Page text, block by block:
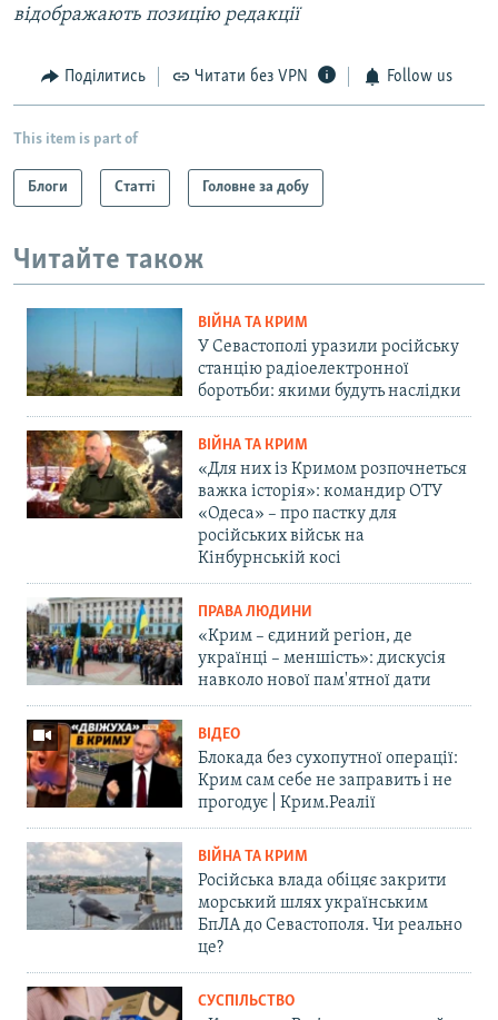
відображають позицію редакції
Поділитись Читати без VPN Follow us
This item is part of
Блоги Статті Головне за добу
Читайте також
ВІЙНА ТА КРИМ
У Севастополі уразили російську
станцію радіоелектронної
боротьби: якими будуть наслідки
ВІЙНА ТА КРИМ
«Для них із Кримом розпочнеться
важка історія»: командир ОТУ
«Одеса» – про пастку для
російських військ на
Кінбурнській косі
ПРАВА ЛЮДИНИ
«Крим – єдиний регіон, де
українці – меншість»: дискусія
навколо нової пам'ятної дати
ВІДЕО
Блокада без сухопутної операції:
Крим сам себе не заправить і не
прогодує | Крим.Реалії
ВІЙНА ТА КРИМ
Російська влада обіцяє закрити
морський шлях українським
БпЛА до Севастополя. Чи реально
це?
СУСПІЛЬСТВО